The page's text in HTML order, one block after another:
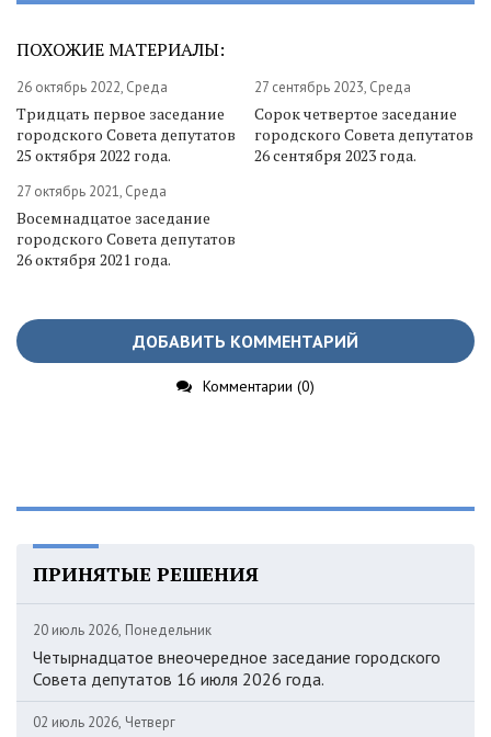
ПОХОЖИЕ МАТЕРИАЛЫ:
26 октябрь 2022, Среда
Тридцать первое заседание
городского Совета депутатов
25 октября 2022 года.
27 сентябрь 2023, Среда
Сорок четвертое заседание
городского Совета депутатов
26 сентября 2023 года.
27 октябрь 2021, Среда
Восемнадцатое заседание
городского Совета депутатов
26 октября 2021 года.
ДОБАВИТЬ КОММЕНТАРИЙ
Комментарии (0)
ПРИНЯТЫЕ РЕШЕНИЯ
20 июль 2026, Понедельник
Четырнадцатое внеочередное заседание городского
Совета депутатов 16 июля 2026 года.
02 июль 2026, Четверг